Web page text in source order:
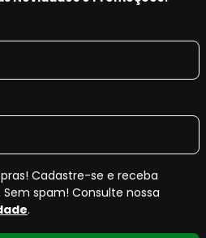
Cadastre-se e receba
spam! Consulte nossa
.